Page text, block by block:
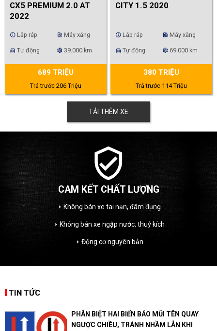
CX5 PREMIUM 2.0 AT
2022
info Lắp ráp ev_station Máy xăng
directions_car Tự động settings 39.000 km
689 TRIỆU
Trả trước 206 Triệu
CITY 1.5 2020
info Lắp ráp ev_station Máy xăng
directions_car Tự động settings 69.000 km
380 TRIỆU
Trả trước 114 Triệu
TẢI THÊM XE
headphones
HỖ TRỢ 24/7
arrow_rightTư vấn mua/bán xe miễn phí
arrow_rightThẩm định chất lượng xe miễn phí
Tư vấn bảo dưỡng miễn phí
TIN TỨC
PHÂN BIỆT HAI BIỂN BÁO MŨI TÊN QUAY
NGƯỢC CHIỀU, TRÁNH NHẦM LẪN KHI